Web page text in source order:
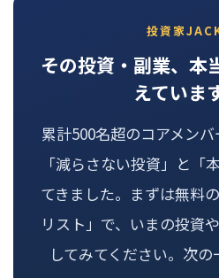
投資家
その投資・副業、本
えていま
累計500名超のコアメン
「減らさない投資」と「
てきました。まずは無料
リスト」で、いまの投資
してみてください。次